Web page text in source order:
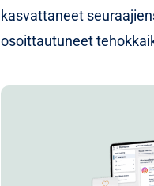
kasvattaneet
osoittautuneet